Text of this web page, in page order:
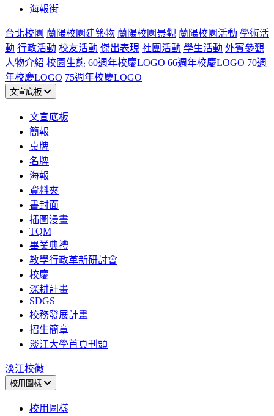
海報街
台北校園 蘭陽校園建築物 蘭陽校園景觀 蘭陽校園活動 學術活
動 行政活動 校友活動 傑出表現 社團活動 學生活動 外賓參觀
人物介紹 校園生態 60週年校慶LOGO 66週年校慶LOGO 70週
年校慶LOGO 75週年校慶LOGO
文宣底板
文宣底板
簡報
桌牌
名牌
海報
資料夾
書封面
插圖漫畫
TQM
畢業典禮
教學行政革新研討會
校慶
深耕計畫
SDGS
校務發展計畫
招生簡章
淡江大學首頁刊頭
淡江校徽
校用圖樣
校用圖樣